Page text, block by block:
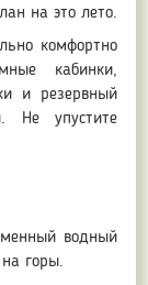
на это лето.
комфортно
кабинки,
и резервный
Не упустите
водный
горы.